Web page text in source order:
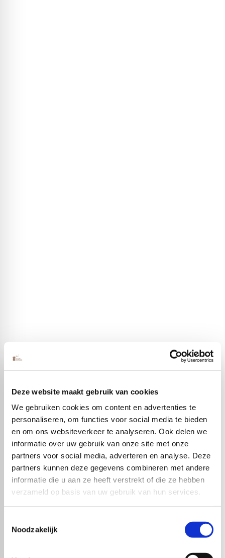
Deze website maakt gebruik van cookies
We gebruiken cookies om content en advertenties te
personaliseren, om functies voor social media te bieden
en om ons websiteverkeer te analyseren. Ook delen we
informatie over uw gebruik van onze site met onze
partners voor social media, adverteren en analyse. Deze
partners kunnen deze gegevens combineren met andere
informatie die u aan ze heeft verstrekt of die ze hebben
verzameld op basis van uw gebruik van hun services.
Noodzakelijk